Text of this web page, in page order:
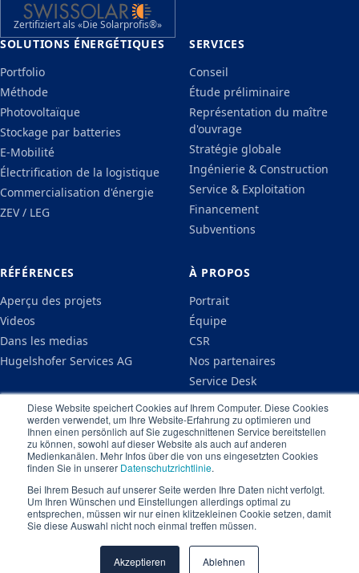
Diese Website speichert Cookies auf Ihrem Computer. Diese Cookies
werden verwendet, um Ihre Website-Erfahrung zu optimieren und
Ihnen einen persönlich auf Sie zugeschnittenen Service bereitstellen
zu können, sowohl auf dieser Website als auch auf anderen
Medienkanälen. Mehr Infos über die von uns eingesetzten Cookies
finden Sie in unserer Datenschutzrichtlinie.
Bei Ihrem Besuch auf unserer Seite werden Ihre Daten nicht verfolgt.
Um Ihren Wünschen und Einstellungen allerdings optimal zu
entsprechen, müssen wir nur einen klitzekleinen Cookie setzen, damit
Sie diese Auswahl nicht noch einmal treffen müssen.
Akzeptieren Ablehnen
Zertifiziert als «Die Solarprofis®»
SOLUTIONS ÉNERGÉTIQUES
Portfolio
Méthode
Photovoltaïque
Stockage par batteries
E-Mobilité
Électrification de la logistique
Commercialisation d'énergie
ZEV / LEG
SERVICES
Conseil
Étude préliminaire
Représentation du maître
d'ouvrage
Stratégie globale
Ingénierie & Construction
Service & Exploitation
Financement
Subventions
RÉFÉRENCES
Aperçu des projets
Videos
Dans les medias
Hugelshofer Services AG
À PROPOS
Portrait
Équipe
CSR
Nos partenaires
Service Desk
Carrières
Connaissances
FAQ
Mentions légalesPolitique de confidentialité